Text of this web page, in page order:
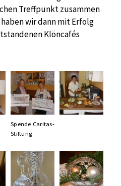
Treffpunkt zusammen
haben wir dann mit Erfolg
Klöncafés
Spende Caritas-
Stiftung